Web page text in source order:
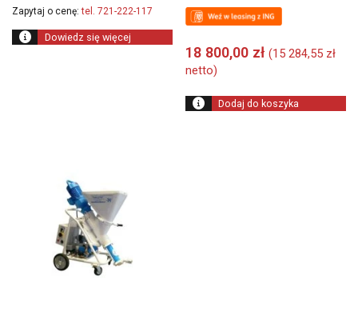
Zapytaj o cenę: tel. 721-222-117
Dowiedz się więcej
18 800,00 zł (15 284,55 zł
netto)
Dodaj do koszyka